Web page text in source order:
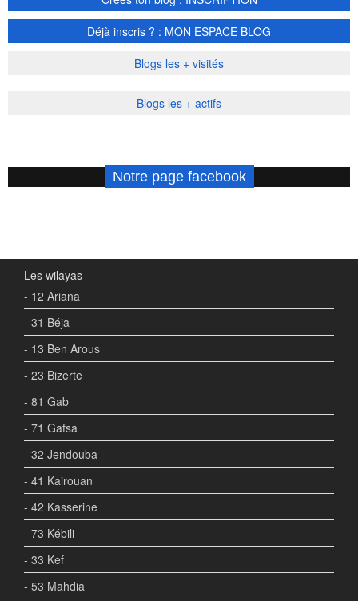
Déjà inscris ? : MON ESPACE BLOG
Blogs les + visités
Blogs les + actifs
Notre page facebook
Les wilayas
- 12 Ariana
- 31 Béja
- 13 Ben Arous
- 23 Bizerte
- 81 Gab
- 71 Gafsa
- 32 Jendouba
- 41 Kairouan
- 42 Kasserine
- 73 Kébili
- 33 Kef
- 53 Mahdia